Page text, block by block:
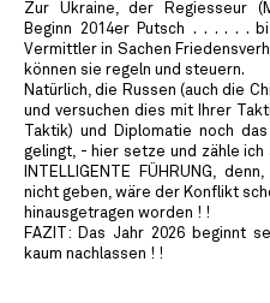
Zur Ukraine, der Regiesseur
Beginn 2014er Putsch . . . . . .
Vermittler in Sachen
können sie regeln und steuern.
Natürlich, die Russen (auch die
und versuchen dies mit Ihrer
Taktik) und Diplomatie noch
gelingt, - hier setze und zähle
INTELLIGENTE FÜHRUNG,
nicht geben, wäre der Konflikt
hinausgetragen worden ! !
FAZIT: Das Jahr 2026 beginnt
kaum nachlassen ! !